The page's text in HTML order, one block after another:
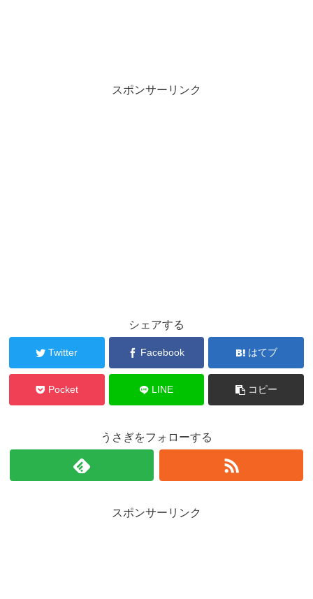
スポンサーリンク
シェアする
Twitter Facebook はてブ
Pocket LINE コピー
うさぎをフォローする
スポンサーリンク